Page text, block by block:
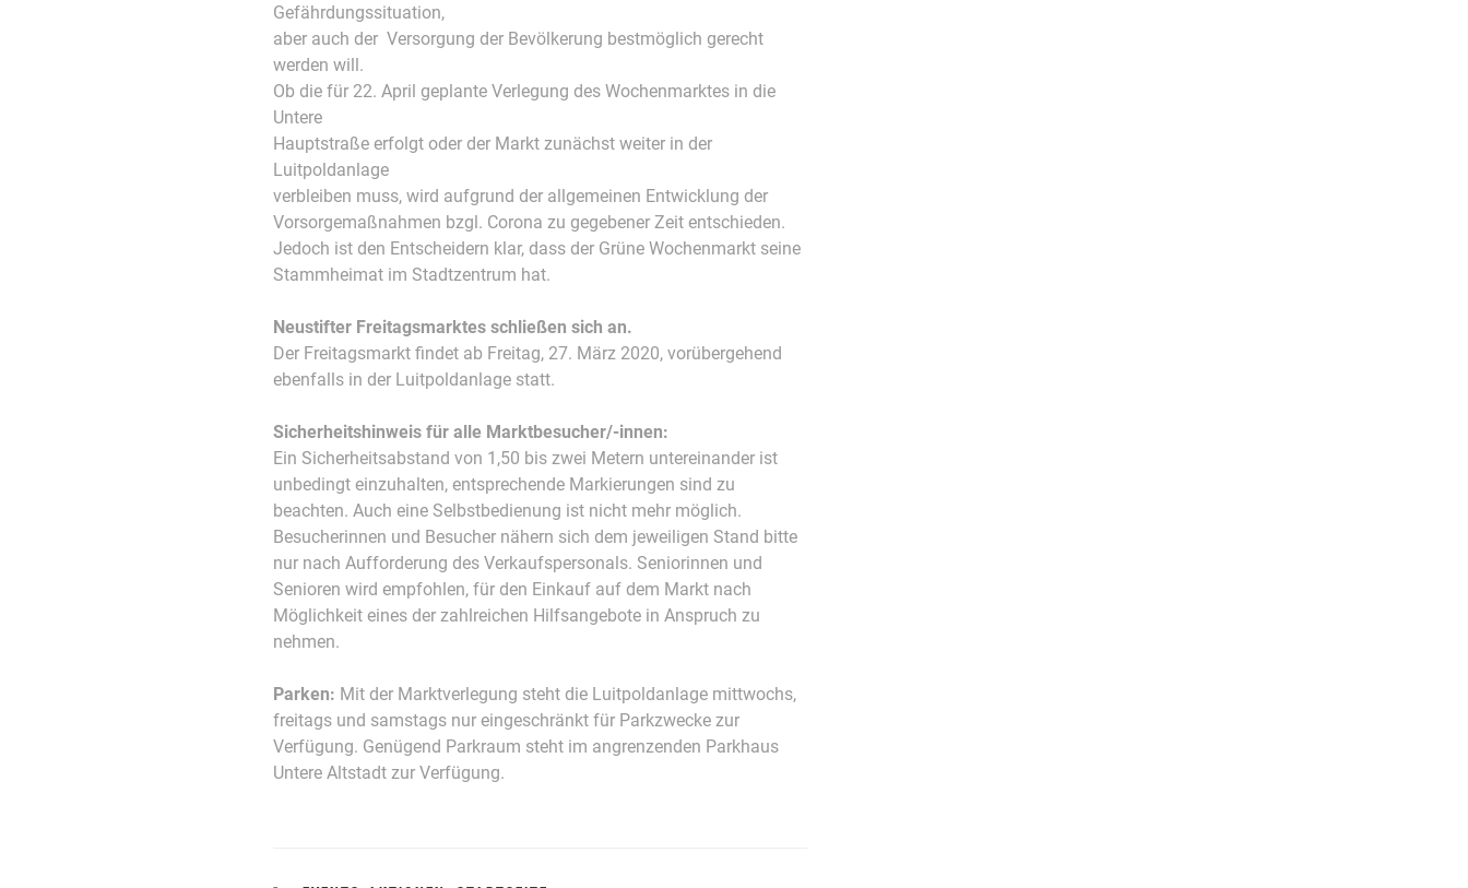
Gefährdungssituation,
aber auch der Versorgung der Bevölkerung bestmöglich gerecht
werden will.
Ob die für 22. April geplante Verlegung des Wochenmarktes in die
Untere
Hauptstraße erfolgt oder der Markt zunächst weiter in der
Luitpoldanlage
verbleiben muss, wird aufgrund der allgemeinen Entwicklung der
Vorsorgemaßnahmen bzgl. Corona zu gegebener Zeit entschieden.
Jedoch ist den Entscheidern klar, dass der Grüne Wochenmarkt seine
Stammheimat im Stadtzentrum hat.
Neustifter Freitagsmarktes schließen sich an.
Der Freitagsmarkt findet ab Freitag, 27. März 2020, vorübergehend
ebenfalls in der Luitpoldanlage statt.
Sicherheitshinweis für alle Marktbesucher/-innen:
Ein Sicherheitsabstand von 1,50 bis zwei Metern untereinander ist
unbedingt einzuhalten, entsprechende Markierungen sind zu
beachten. Auch eine Selbstbedienung ist nicht mehr möglich.
Besucherinnen und Besucher nähern sich dem jeweiligen Stand bitte
nur nach Aufforderung des Verkaufspersonals. Seniorinnen und
Senioren wird empfohlen, für den Einkauf auf dem Markt nach
Möglichkeit eines der zahlreichen Hilfsangebote in Anspruch zu
nehmen.
Parken: Mit der Marktverlegung steht die Luitpoldanlage mittwochs,
freitags und samstags nur eingeschränkt für Parkzwecke zur
Verfügung. Genügend Parkraum steht im angrenzenden Parkhaus
Untere Altstadt zur Verfügung.